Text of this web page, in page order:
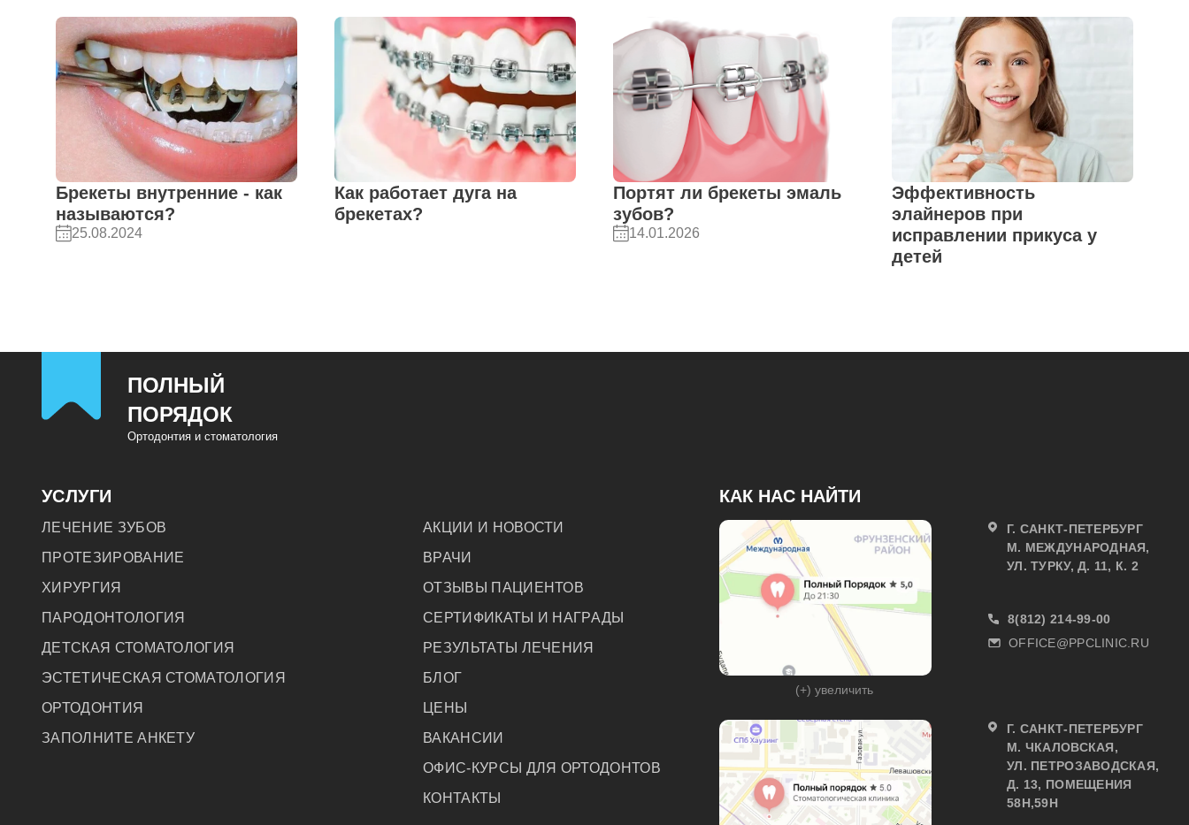
Брекеты внутренние - как
называются?
25.08.2024
Как работает дуга на
брекетах?
Портят ли брекеты эмаль
зубов?
14.01.2026
Эффективность
элайнеров при
исправлении прикуса у
детей
ПОЛНЫЙ
ПОРЯДОК
Ортодонтия и стоматология
УСЛУГИ
ЛЕЧЕНИЕ ЗУБОВ
ПРОТЕЗИРОВАНИЕ
ХИРУРГИЯ
ПАРОДОНТОЛОГИЯ
ДЕТСКАЯ СТОМАТОЛОГИЯ
ЭСТЕТИЧЕСКАЯ СТОМАТОЛОГИЯ
ОРТОДОНТИЯ
ЗАПОЛНИТЕ АНКЕТУ
АКЦИИ И НОВОСТИ
ВРАЧИ
ОТЗЫВЫ ПАЦИЕНТОВ
СЕРТИФИКАТЫ И НАГРАДЫ
РЕЗУЛЬТАТЫ ЛЕЧЕНИЯ
БЛОГ
ЦЕНЫ
ВАКАНСИИ
ОФИС-КУРСЫ ДЛЯ ОРТОДОНТОВ
КОНТАКТЫ
КАК НАС НАЙТИ
(+) увеличить
Г. САНКТ-ПЕТЕРБУРГ
М. МЕЖДУНАРОДНАЯ,
УЛ. ТУРКУ, Д. 11, К. 2
8(812) 214-99-00
OFFICE@PPCLINIC.RU
Г. САНКТ-ПЕТЕРБУРГ
М. ЧКАЛОВСКАЯ,
УЛ. ПЕТРОЗАВОДСКАЯ,
Д. 13, ПОМЕЩЕНИЯ
58Н,59Н